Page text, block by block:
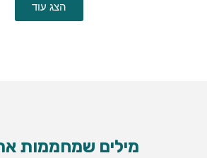
הצג עוד
מילים שמחממות